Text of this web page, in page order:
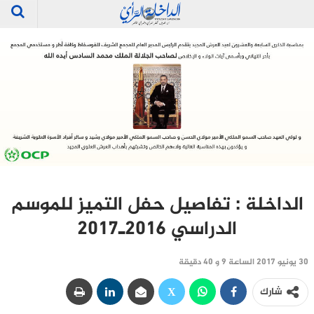
الداخلة : تفاصيل حفل التميز للموسم
الدراسي 2016ـ2017
30 يونيو 2017 الساعة 9 و 40 دقيقة
شارك